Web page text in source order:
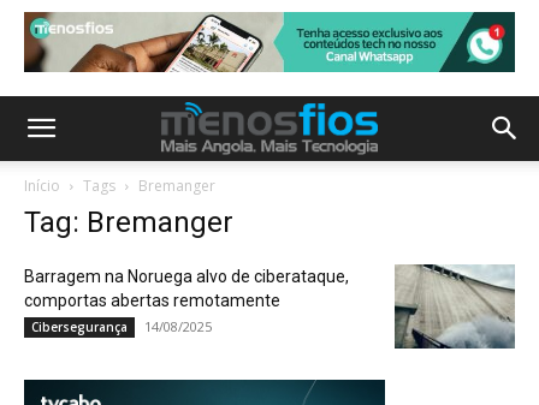
Início Tags Bremanger
Tag: Bremanger
Barragem na Noruega alvo de ciberataque,
comportas abertas remotamente
Cibersegurança 14/08/2025